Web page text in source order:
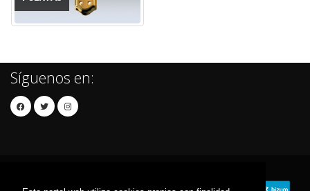
Síguenos en: